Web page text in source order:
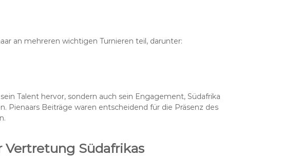
an mehreren wichtigen Turnieren teil, darunter:
Talent hervor, sondern auch sein Engagement, Südafrika
Pienaars Beiträge waren entscheidend für die Präsenz des
Südafrikas